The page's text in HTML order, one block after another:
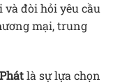
đòi hỏi yêu cầu
mại, trung
là sự lựa chọn